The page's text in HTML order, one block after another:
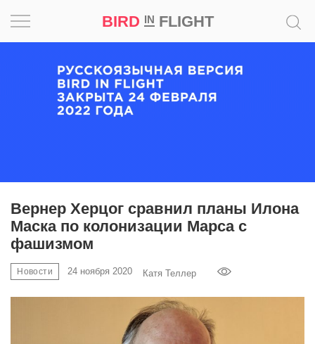
BIRD INFLIGHT
Вернер Херцог сравнил планы Илона
Маска по колонизации Марса с
фашизмом
Новости 24 ноября 2020 Катя Теллер